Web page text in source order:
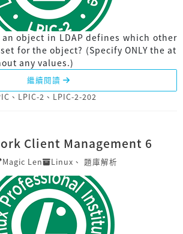
object in LDAP defines which other
for the object? (Specify ONLY the at
any values.)
繼續閱讀
、 LPIC-2 、 LPIC-2-202
Client Management 6
Magic Len Linux 、 題庫解析